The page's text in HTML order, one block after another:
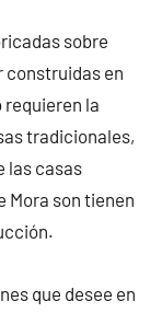
sobre
construidas en
requieren la
tradicionales,
las casas
Mora son tienen
que desee en